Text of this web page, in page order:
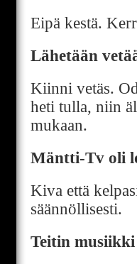
Eipä kestä.
Lähetään
Kiinni vetäs.
heti tulla, niin
mukaan.
Mäntti-Tv oli
Kiva että
säännöllisesti.
Teitin